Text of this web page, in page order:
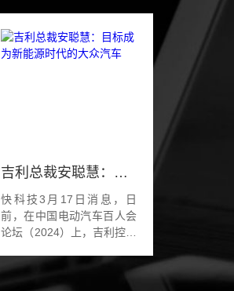
吉利总裁安聪慧：目标成为新能源时代的大众汽车
快科技3月17日消息，日
前，在中国电动汽车百人会
论坛（2024）上，吉利控股
CEO安聪慧发表演讲，他表
示：吉利控股集团的发展目